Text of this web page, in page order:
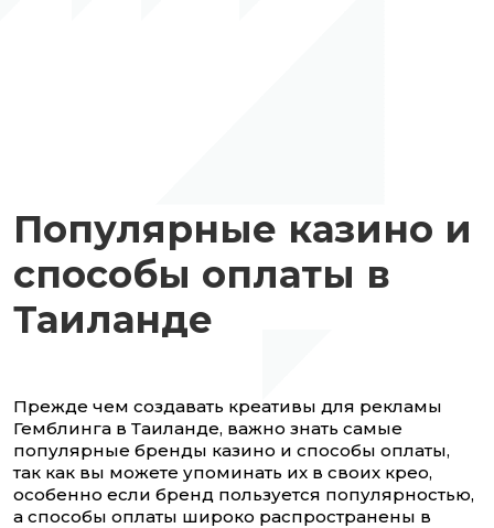
Популярные казино и
способы оплаты в
Таиланде
Прежде чем создавать креативы для рекламы
Гемблинга в Таиланде, важно знать самые
популярные бренды казино и способы оплаты,
так как вы можете упоминать их в своих крео,
особенно если бренд пользуется популярностью,
а способы оплаты широко распространены в